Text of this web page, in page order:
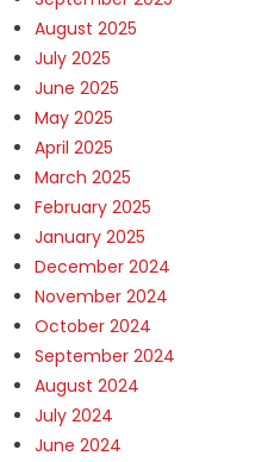
August 2025
July 2025
June 2025
May 2025
April 2025
March 2025
February 2025
January 2025
December 2024
November 2024
October 2024
September 2024
August 2024
July 2024
June 2024